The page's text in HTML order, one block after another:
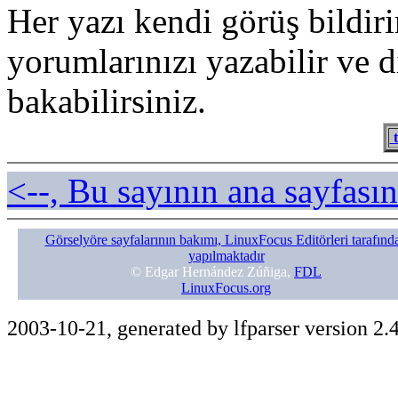
Her yazı kendi görüş
yorumlarınızı yazabilir ve
bakabilirsiniz.
<--, Bu sayının ana
Görselyöre sayfalarının bakımı, LinuxFocus Editörleri
yapılmaktadır
© Edgar Hernández Zúñiga, FDL
LinuxFocus.org
2003-10-21, generated by lfparser version